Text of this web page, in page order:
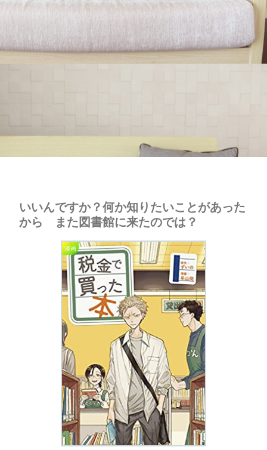
いいんですか？何か知りたいことがあった
から また図書館に来たのでは？
漫画